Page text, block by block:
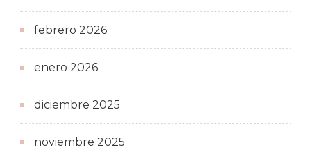
febrero 2026
enero 2026
diciembre 2025
noviembre 2025